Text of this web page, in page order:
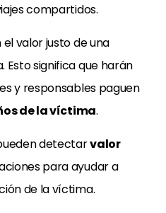
compartidos.
valor justo de una
significa que harán
y responsables paguen
de la víctima.
detectarvalor
para ayudar a
de la víctima.